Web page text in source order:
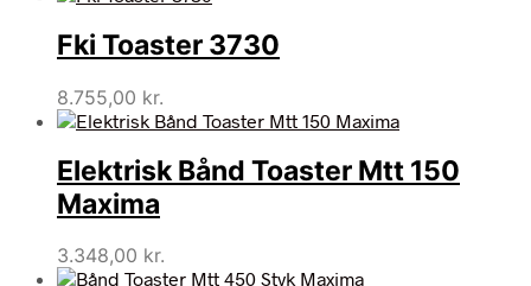
Fki Toaster 3730
8.755,00 kr.
Elektrisk Bånd Toaster Mtt 150
Maxima
3.348,00 kr.